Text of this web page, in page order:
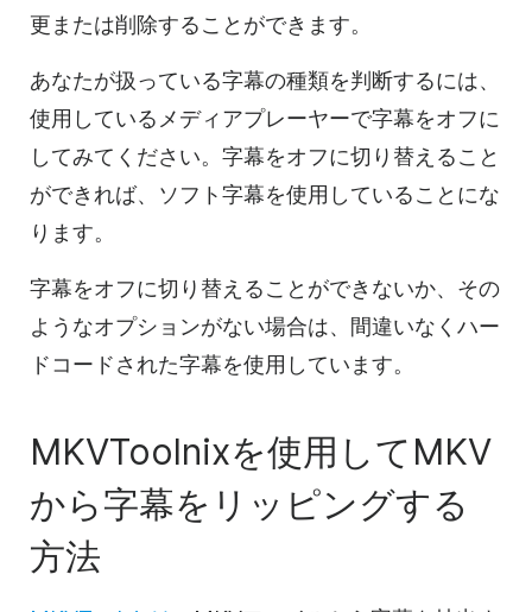
更または削除することができます。
あなたが扱っている字幕の種類を判断するには、
使用しているメディアプレーヤーで字幕をオフに
してみてください。字幕をオフに切り替えること
ができれば、ソフト字幕を使用していることにな
ります。
字幕をオフに切り替えることができないか、その
ようなオプションがない場合は、間違いなくハー
ドコードされた字幕を使用しています。
MKVToolnixを使用してMKV
から字幕をリッピングする
方法